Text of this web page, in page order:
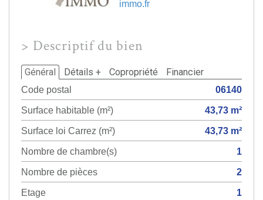
immo.fr
> Descriptif du bien
Général Détails + Copropriété Financier
Code postal
06140
Surface habitable (m²)
43,73 m²
Surface loi Carrez (m²)
43,73 m²
Nombre de chambre(s)
1
Nombre de pièces
2
Etage
1